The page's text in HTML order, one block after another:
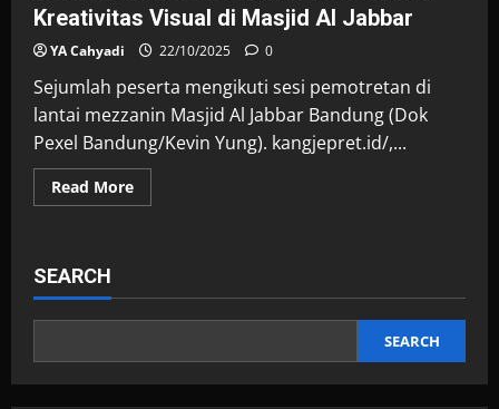
Kreativitas Visual di Masjid Al Jabbar
YA Cahyadi 22/10/2025 0
Sejumlah peserta mengikuti sesi pemotretan di
lantai mezzanin Masjid Al Jabbar Bandung (Dok
Pexel Bandung/Kevin Yung). kangjepret.id/,...
Read MoreRead
more
Eksplorasi
Visual
Masjid
Jabbar
SEARCH
SEARCH